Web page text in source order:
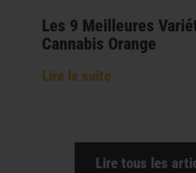
Les 9 Meilleures
Cannabis Orange
Lire la suite
Lire tous les